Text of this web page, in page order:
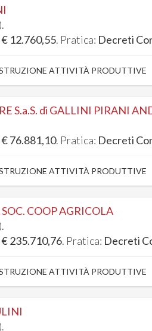
€ 12.760,55. Pratica: Decreti
ATTIVITÀ PRODUTTIVE
S.a.S. di GALLINI PIRANI
€ 76.881,10. Pratica: Decreti
ATTIVITÀ PRODUTTIVE
COOP AGRICOLA
€ 235.710,76. Pratica: Decreti
ATTIVITÀ PRODUTTIVE